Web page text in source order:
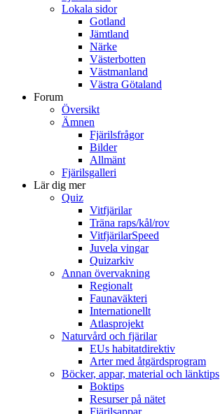
Lokala sidor
Gotland
Jämtland
Närke
Västerbotten
Västmanland
Västra Götaland
Forum
Översikt
Ämnen
Fjärilsfrågor
Bilder
Allmänt
Fjärilsgalleri
Lär dig mer
Quiz
Vitfjärilar
Träna raps/kål/rov
VitfjärilarSpeed
Juvela vingar
Quizarkiv
Annan övervakning
Regionalt
Faunaväkteri
Internationellt
Atlasprojekt
Naturvård och fjärilar
EUs habitatdirektiv
Arter med åtgärdsprogram
Böcker, appar, material och länktips
Boktips
Resurser på nätet
Fjärilsappar